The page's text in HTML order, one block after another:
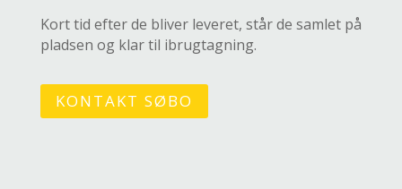
Kort tid efter de bliver leveret, står de samlet på
pladsen og klar til ibrugtagning.
KONTAKT SØBO